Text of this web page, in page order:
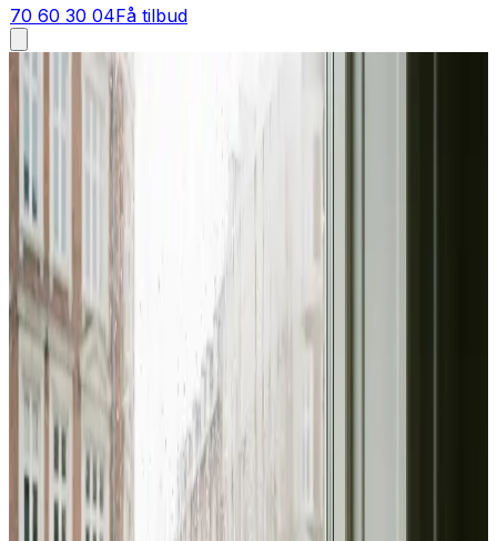
70 60 30 04Få tilbud
Ventilation tilbud i
Få tilbud på ventilation i
Et godt tilbud på ventilation i Spøttrup starter her. Du får
fast pris på anlæg, montering og dokumentation — gratis
at indhente og helt uforpligtende.